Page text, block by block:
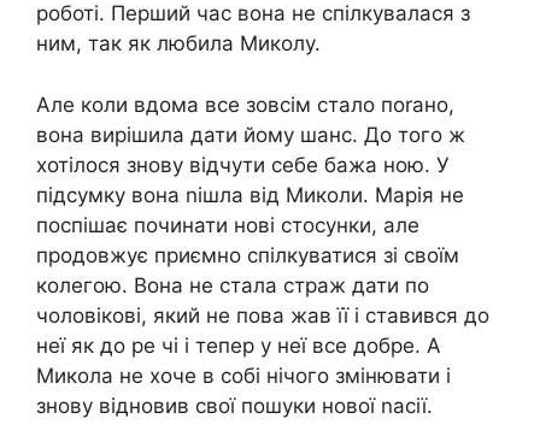
роботі. Перший час вона не спілкувалася з
ним, так як любила Миколу.
Але коли вдома все зовсім стало поrано,
вона вирішила дати йому шанс. До того ж
хотілося знову відчути себе бажа ною. У
підсумку вона nішла від Миколи. Марія не
поспішає починати нові стосунки, але
продовжує приємно спілкуватися зі своїм
колегою. Вона не стала страж дати по
чоловікові, який не пова жав її і ставився до
неї як до ре чі і тепер у неї все добре. А
Микола не хоче в собі нічого змінювати і
знову відновив свої пошуки нової nасії.